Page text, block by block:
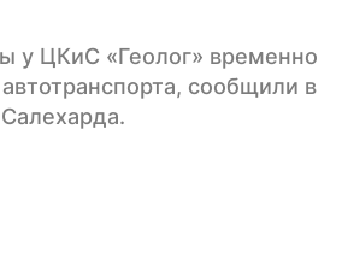
у ЦКиС «Геолог» временно
сообщили в